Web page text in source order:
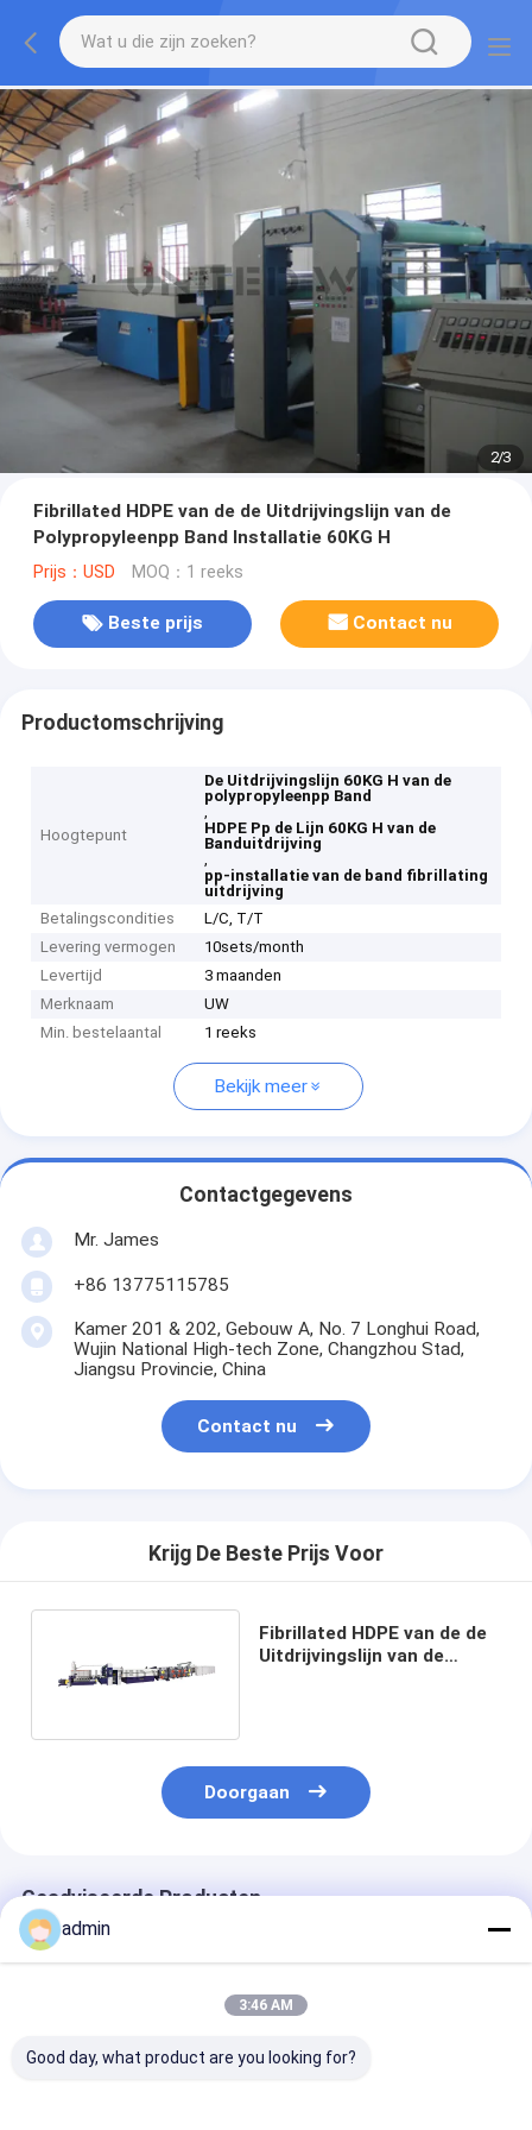
2/3
Fibrillated HDPE van de de Uitdrijvingslijn van de
Polypropyleenpp Band Installatie 60KG H
Prijs：USD MOQ：1 reeks
Beste prijs Contact nu
Productomschrijving
Hoogtepunt
De Uitdrijvingslijn 60KG H van de
polypropyleenpp Band
,
HDPE Pp de Lijn 60KG H van de
Banduitdrijving
,
pp-installatie van de band fibrillating
uitdrijving
Betalingscondities
L/C, T/T
Levering vermogen
10sets/month
Levertijd
3 maanden
Merknaam
UW
Min. bestelaantal
1 reeks
Bekijk meer
Contactgegevens
Mr. James
+86 13775115785
Kamer 201 & 202, Gebouw A, No. 7 Longhui Road,
Wujin National High-tech Zone, Changzhou Stad,
Jiangsu Provincie, China
Contact nu
Krijg De Beste Prijs Voor
Fibrillated HDPE van de de
Uitdrijvingslijn van de
Doorgaan
Geadviseerde Producten
admin
3:46 AM
Good day, what product are you looking for?